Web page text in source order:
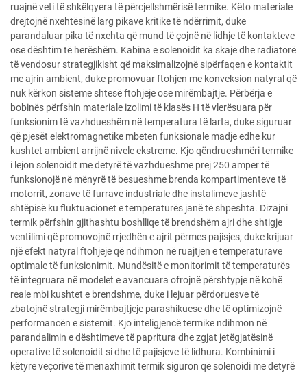
ruajnë veti të shkëlqyera të përcjellshmërisë termike. Këto materiale
drejtojnë nxehtësinë larg pikave kritike të ndërrimit, duke
parandaluar pika të nxehta që mund të çojnë në lidhje të kontakteve
ose dështim të herëshëm. Kabina e solenoidit ka skaje dhe radiatorë
të vendosur strategjikisht që maksimalizojnë sipërfaqen e kontaktit
me ajrin ambient, duke promovuar ftohjen me konveksion natyral që
nuk kërkon sisteme shtesë ftohjeje ose mirëmbajtje. Përbërja e
bobinës përfshin materiale izolimi të klasës H të vlerësuara për
funksionim të vazhdueshëm në temperatura të larta, duke siguruar
që pjesët elektromagnetike mbeten funksionale madje edhe kur
kushtet ambient arrijnë nivele ekstreme. Kjo qëndrueshmëri termike
i lejon solenoidit me detyrë të vazhdueshme prej 250 amper të
funksionojë në mënyrë të besueshme brenda kompartimenteve të
motorrit, zonave të furrave industriale dhe instalimeve jashtë
shtëpisë ku fluktuacionet e temperaturës janë të shpeshta. Dizajni
termik përfshin gjithashtu boshlliqe të brendshëm ajri dhe shtigje
ventilimi që promovojnë rrjedhën e ajrit përmes pajisjes, duke krijuar
një efekt natyral ftohjeje që ndihmon në ruajtjen e temperaturave
optimale të funksionimit. Mundësitë e monitorimit të temperaturës
të integruara në modelet e avancuara ofrojnë përshtypje në kohë
reale mbi kushtet e brendshme, duke i lejuar përdoruesve të
zbatojnë strategji mirëmbajtjeje parashikuese dhe të optimizojnë
performancën e sistemit. Kjo inteligjencë termike ndihmon në
parandalimin e dështimeve të papritura dhe zgjat jetëgjatësinë
operative të solenoidit si dhe të pajisjeve të lidhura. Kombinimi i
këtyre veçorive të menaxhimit termik siguron që solenoidi me detyrë